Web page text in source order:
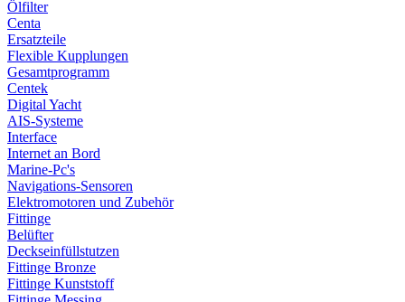
Ölfilter
Centa
Ersatzteile
Flexible Kupplungen
Gesamtprogramm
Centek
Digital Yacht
AIS-Systeme
Interface
Internet an Bord
Marine-Pc's
Navigations-Sensoren
Elektromotoren und Zubehör
Fittinge
Belüfter
Deckseinfüllstutzen
Fittinge Bronze
Fittinge Kunststoff